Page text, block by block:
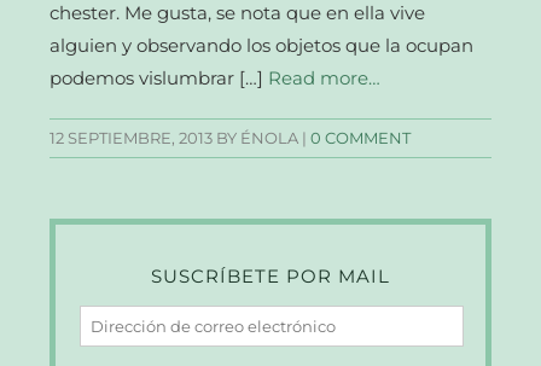
chester. Me gusta, se nota que en ella vive
alguien y observando los objetos que la ocupan
podemos vislumbrar […] Read more…
12 SEPTIEMBRE, 2013 BY ÉNOLA |0 COMMENT
SUSCRÍBETE POR MAIL
Dirección
de